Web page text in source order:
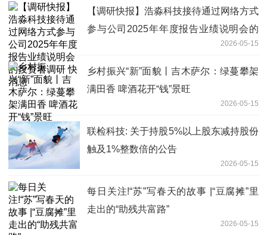
【调研快报】浩淼科技接待通过网络方式
参与公司2025年年度报告业绩说明会的
2026-05-15
乡村振兴“新”面貌丨吉木萨尔：绿蔓攀架
满田香 啤酒花开“钱”景旺
2026-05-15
联检科技: 关于持股5%以上股东减持股份
触及1%整数倍的公告
2026-05-15
每日关注!“苏”写春天的故事 |“豆腐摊”里
走出的“助残共富路”
2026-05-15